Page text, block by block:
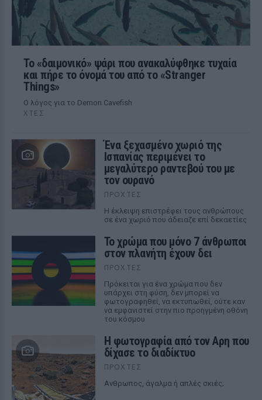
Το «δαιμονικό» ψάρι που ανακαλύφθηκε τυχαία
και πήρε το όνομά του από το «Stranger
Things»
Ο λόγος για το Demon Cavefish
ΧΤΕΣ
Ένα ξεχασμένο χωριό της
Ισπανίας περιμένει το
μεγαλύτερο ραντεβού του με
τον ουρανό
ΠΡΟΧΤΈΣ
Η έκλειψη επιστρέφει τους ανθρώπους
σε ένα χωριό που άδειαζε επί δεκαετίες
Το χρώμα που μόνο 7 άνθρωποι
στον πλανήτη έχουν δει
ΠΡΟΧΤΈΣ
Πρόκειται για ένα χρώμα που δεν
υπάρχει στη φύση, δεν μπορεί να
φωτογραφηθεί, να εκτυπωθεί, ούτε καν
να εμφανιστεί στην πιο προηγμένη οθόνη
του κόσμου
Η φωτογραφία από τον Αρη που
δίχασε το διαδίκτυο
ΠΡΟΧΤΈΣ
Ανθρωπος, άγαλμα ή απλές σκιές;